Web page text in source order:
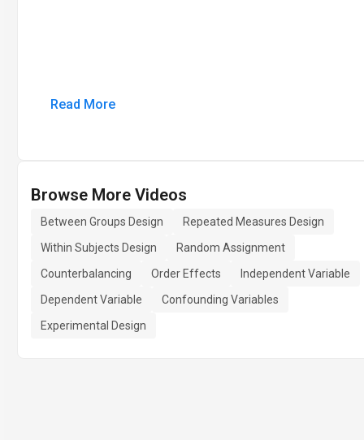
Read More
Browse More Videos
Between Groups Design
Repeated Measures Design
Within Subjects Design
Random Assignment
Counterbalancing
Order Effects
Independent Variable
Dependent Variable
Confounding Variables
Experimental Design